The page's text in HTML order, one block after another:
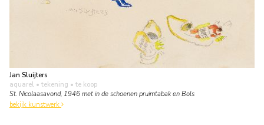
Jan Sluijters
aquarel • tekening • te koop
St. Nicolaasavond, 1946 met in de schoenen pruimtabak en Bols
bekijk kunstwerk